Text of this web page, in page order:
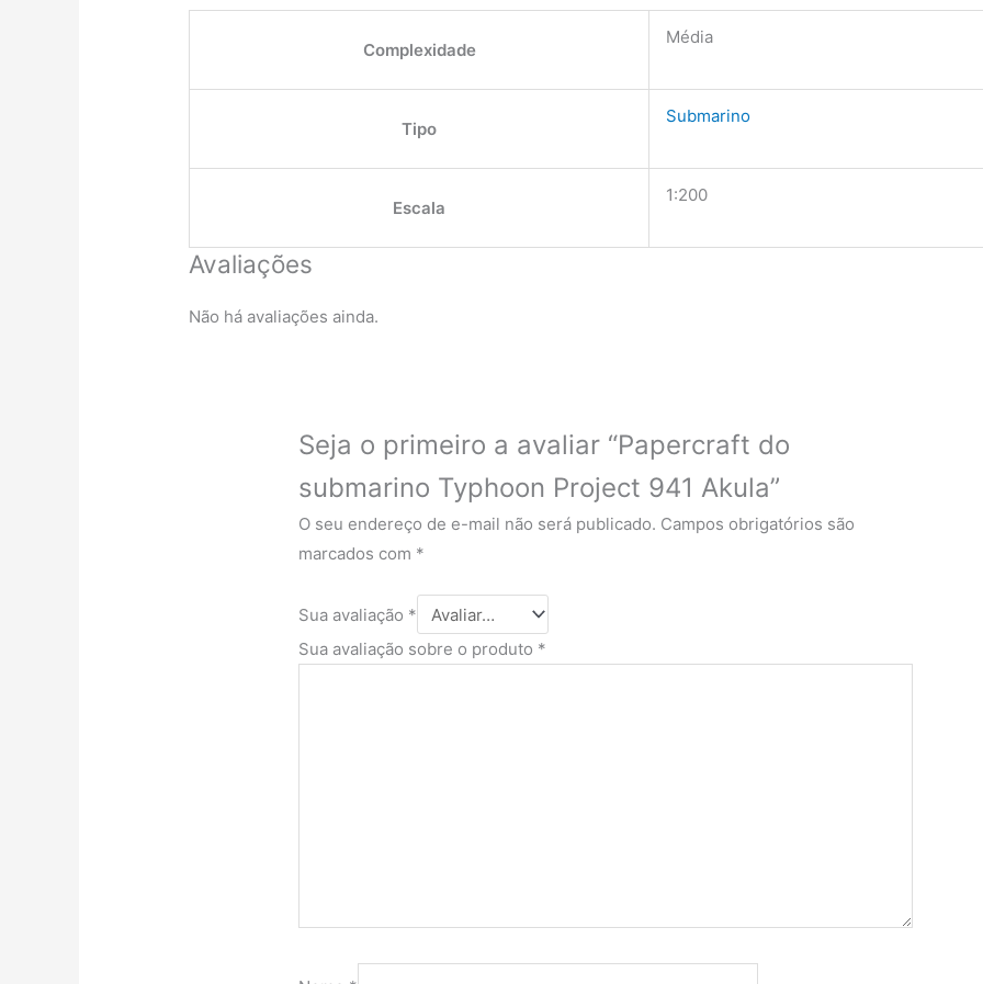
Complexidade
Média
Tipo
Submarino
Escala
1:200
Avaliações
Não há avaliações ainda.
Seja o primeiro a avaliar “Papercraft do
submarino Typhoon Project 941 Akula”
O seu endereço de e-mail não será publicado. Campos obrigatórios são
marcados com *
Sua avaliação *
Sua avaliação sobre o produto *